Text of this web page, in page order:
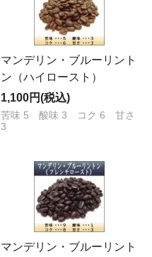
マンデリン・ブルーリント
ン（ハイロースト）
1,100円(税込)
苦味 5 酸味 3 コク 6 甘さ
3
マンデリン・ブルーリント